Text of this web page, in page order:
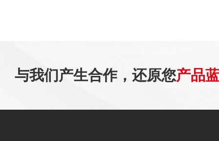
与我们产生合作，还原您产品